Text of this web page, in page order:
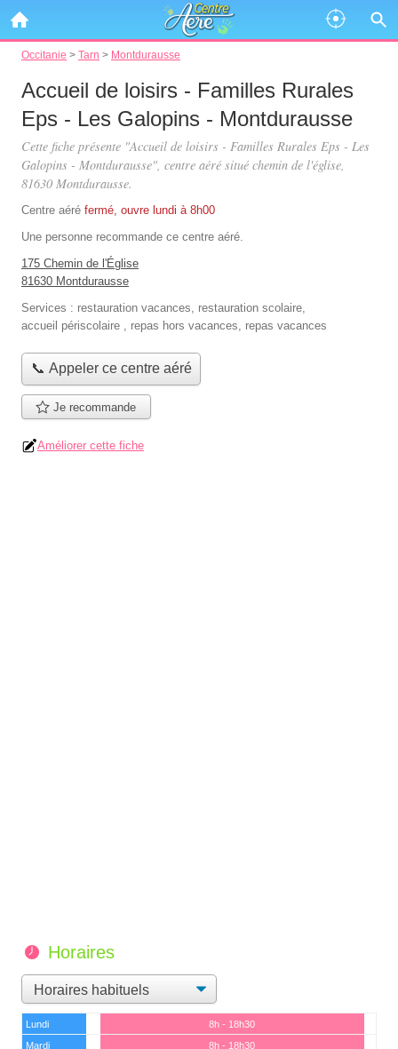
Occitanie > Tarn > Montdurausse
Accueil de loisirs - Familles Rurales
Eps - Les Galopins - Montdurausse
Cette fiche présente "Accueil de loisirs - Familles Rurales Eps - Les
Galopins - Montdurausse", centre aéré situé chemin de l'église,
81630 Montdurausse.
Centre aéré fermé, ouvre lundi à 8h00
Une personne recommande ce centre aéré.
175 Chemin de l'Église
81630 Montdurausse
Services : restauration vacances, restauration scolaire,
accueil périscolaire , repas hors vacances, repas vacances
📞 Appeler ce centre aéré
Je recommande
Améliorer cette fiche
Horaires
Lundi
8h - 18h30
Mardi
8h - 18h30